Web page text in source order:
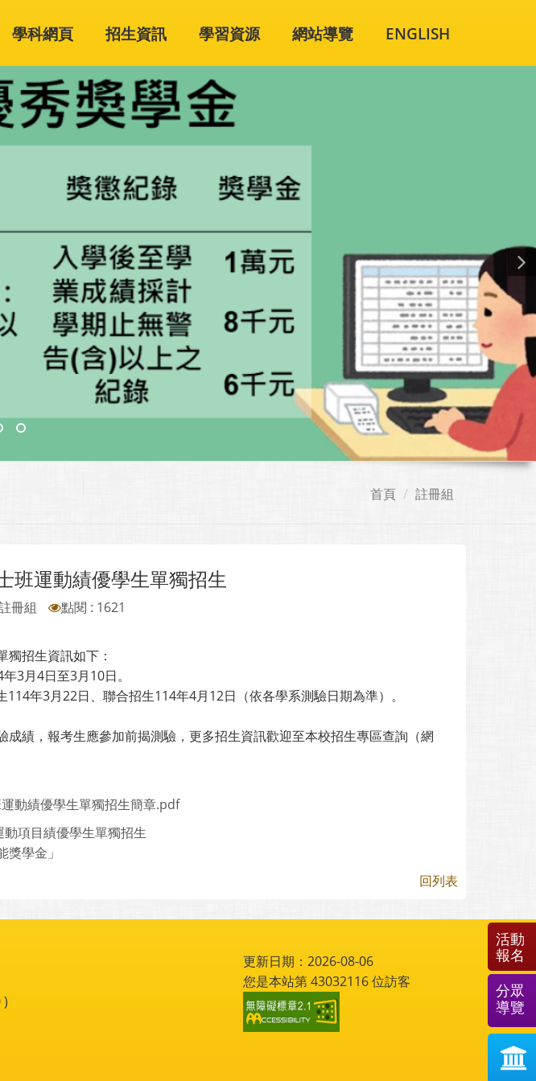
學科網頁 招生資訊 學習資源 網站導覽 ENGLISH
首頁 註冊組
班運動績優學生單獨招生
冊組 點閱 : 1621
招生資訊如下：
3月4日至3月10日。
年3月22日、聯合招生114年4月12日（依各學系測驗日期為準）。
績，報考生應參加前揭測驗，更多招生資訊歡迎至本校招生專區查詢（網
動績優學生單獨招生簡章.pdf
項目績優學生單獨招生
學金」
回列表
)
更新日期：2026-08-06
您是本站第43032116位訪客
活動
報名
分眾
導覽